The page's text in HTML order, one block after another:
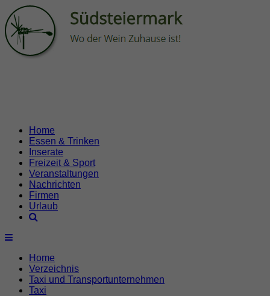
Home
Essen & Trinken
Inserate
Freizeit & Sport
Veranstaltungen
Nachrichten
Firmen
Urlaub
Home
Verzeichnis
Taxi und Transportunternehmen
Taxi